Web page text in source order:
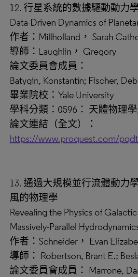
12. 行星系統的數據驅動動力
Data-Driven Dynamics of
作者：Millholland， Sarah
導師：Laughlin， Gregory
論文委員會成員：
Batygin, Konstantin; Fischer,
畢業院校：Yale University
學科分類：0596： 天體物理
論文連結（全文）：
https://www.proquest.com/
13. 通過大規模並行流體動力
風的物理學
Revealing the Physics of
Massively-Parallel
作者：Schneider， Evan
導師： Robertson, Brant E.;
論文委員會成員： Marrone,